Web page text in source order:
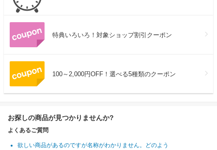
特典いろいろ！対象ショップ割引クーポン
100～2,000円OFF！選べる5種類のクーポン
お探しの商品が見つかりませんか?
よくあるご質問
欲しい商品があるのですが名称がわかりません。どのよう